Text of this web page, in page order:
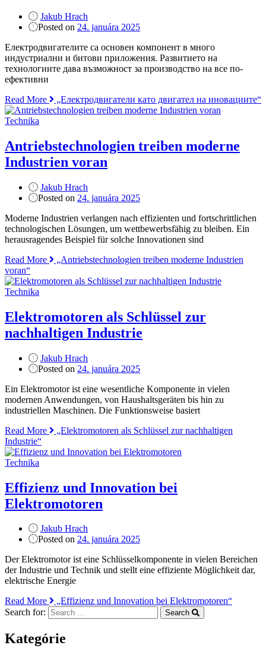
Jakub Hrach
Posted on 24. januára 2025
Електродвигателите са основен компонент в много
индустриални и битови приложения. Развитието на
технологиите дава възможност за производство на все по-
ефективни
Read More
„Електродвигатели като двигател на иновациите“
Technika
Antriebstechnologien treiben moderne
Industrien voran
Jakub Hrach
Posted on 24. januára 2025
Moderne Industrien verlangen nach effizienten und fortschrittlichen
technologischen Lösungen, um wettbewerbsfähig zu bleiben. Ein
herausragendes Beispiel für solche Innovationen sind
Read More
„Antriebstechnologien treiben moderne Industrien
voran“
Technika
Elektromotoren als Schlüssel zur
nachhaltigen Industrie
Jakub Hrach
Posted on 24. januára 2025
Ein Elektromotor ist eine wesentliche Komponente in vielen
modernen Anwendungen, von Haushaltsgeräten bis hin zu
industriellen Maschinen. Die Funktionsweise basiert
Read More
„Elektromotoren als Schlüssel zur nachhaltigen
Industrie“
Technika
Effizienz und Innovation bei
Elektromotoren
Jakub Hrach
Posted on 24. januára 2025
Der Elektromotor ist eine Schlüsselkomponente in vielen Bereichen
der Industrie und Technik und stellt eine effiziente Möglichkeit dar,
elektrische Energie
Read More
„Effizienz und Innovation bei Elektromotoren“
Search for:
Search
Kategórie